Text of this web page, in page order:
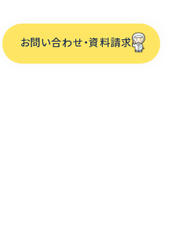
お問い合わせ・資料請求